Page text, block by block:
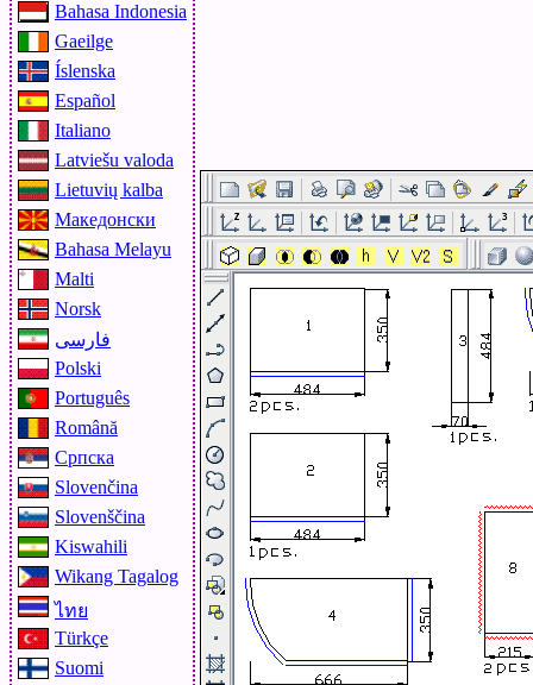
Bahasa Indonesia
Gaeilge
Íslenska
Español
Italiano
Latviešu valoda
Lietuvių kalba
Македонски
Bahasa Melayu
Malti
Norsk
فارسی
Polski
Português
Română
Српска
Slovenčina
Slovenščina
Kiswahili
Wikang Tagalog
ไทย
Türkçe
Suomi